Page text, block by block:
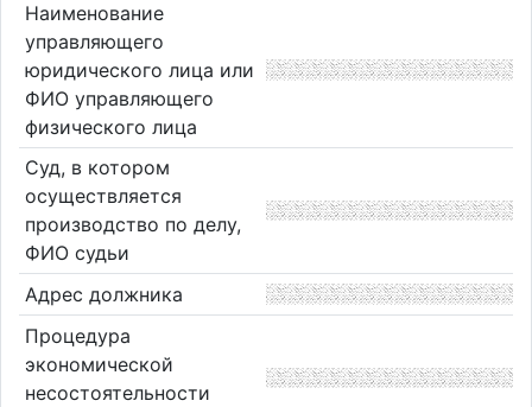
Наименование
управляющего
юридического лица или
ФИО управляющего
физического лица
Суд, в котором
осуществляется
производство по делу,
ФИО судьи
Адрес должника
Процедура
экономической
несостоятельности